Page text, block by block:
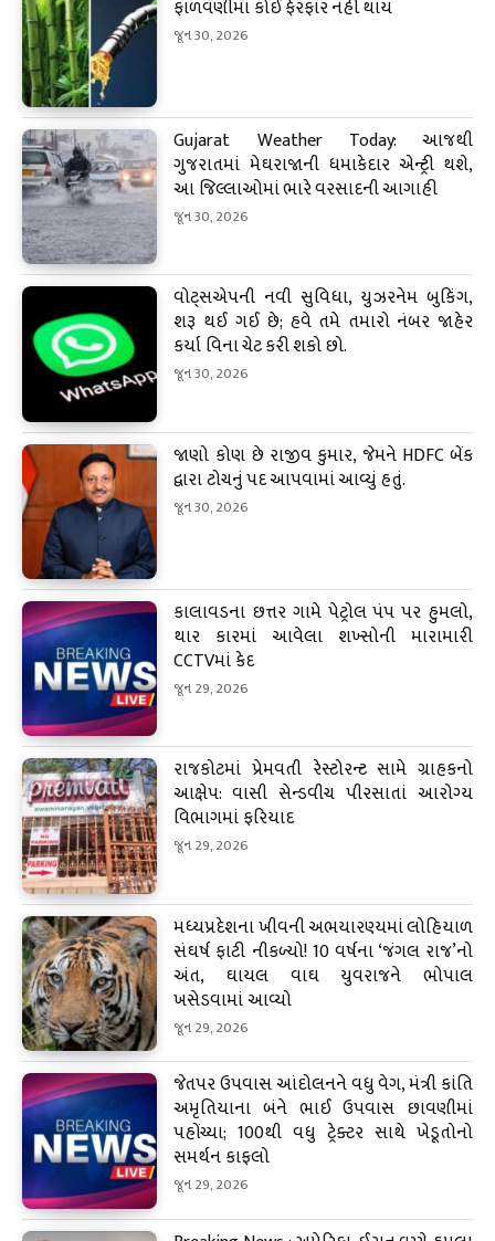
ફાળવણીમાં કોઈ ફેરફાર નહીં થાય
જૂન 30, 2026
Gujarat Weather Today: આજથી
ગુજરાતમાં મેઘરાજાની ધમાકેદાર એન્ટ્રી થશે,
આ જિલ્લાઓમાં ભારે વરસાદની આગાહી
જૂન 30, 2026
વોટ્સએપની નવી સુવિધા, યુઝરનેમ બુકિંગ,
શરૂ થઈ ગઈ છે; હવે તમે તમારો નંબર જાહેર
કર્યા વિના ચેટ કરી શકો છો.
જૂન 30, 2026
જાણો કોણ છે રાજીવ કુમાર, જેમને HDFC બેંક
દ્વારા ટોચનું પદ આપવામાં આવ્યું હતું.
જૂન 30, 2026
કાલાવડના છત્તર ગામે પેટ્રોલ પંપ પર હુમલો,
થાર કારમાં આવેલા શખ્સોની મારામારી
CCTVમાં કેદ
જૂન 29, 2026
રાજકોટમાં પ્રેમવતી રેસ્ટોરન્ટ સામે ગ્રાહકનો
આક્ષેપ: વાસી સેન્ડવીચ પીરસાતાં આરોગ્ય
વિભાગમાં ફરિયાદ
જૂન 29, 2026
મધ્યપ્રદેશના ખીવની અભયારણ્યમાં લોહિયાળ
સંઘર્ષ ફાટી નીકળ્યો! 10 વર્ષના ‘જંગલ રાજ’નો
અંત, ઘાયલ વાઘ યુવરાજને ભોપાલ
ખસેડવામાં આવ્યો
જૂન 29, 2026
જેતપર ઉપવાસ આંદોલનને વધુ વેગ, મંત્રી કાંતિ
અમૃતિયાના બંને ભાઈ ઉપવાસ છાવણીમાં
પહોંચ્યા; 100થી વધુ ટ્રેક્ટર સાથે ખેડૂતોનો
સમર્થન કાફલો
જૂન 29, 2026